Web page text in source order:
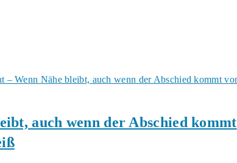
auch wenn der Abschied kommt